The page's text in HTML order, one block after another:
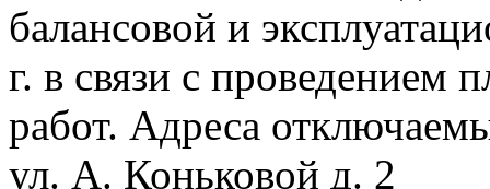
балансовой и
г. в связи с проведением
работ. Адреса
ул. А. Коньковой д. 2